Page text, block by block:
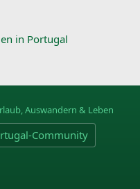
Community